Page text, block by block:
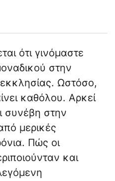
ότι γινόμαστε
στην
Ωστόσο,
καθόλου. Αρκεί
συνέβη στην
μερικές
Πώς οι
και